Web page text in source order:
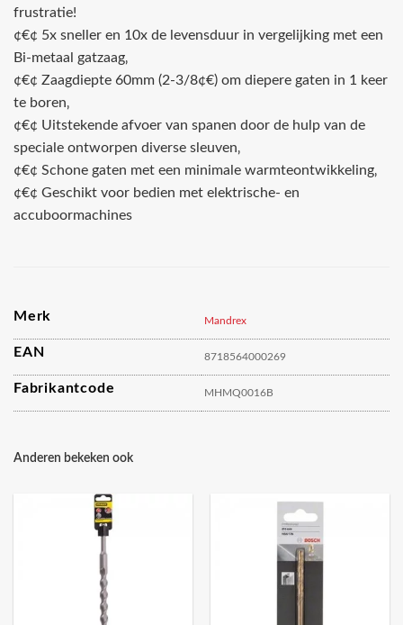
frustratie!
¢€¢ 5x sneller en 10x de levensduur in vergelijking met een
Bi-metaal gatzaag‚
¢€¢ Zaagdiepte 60mm (2-3/8¢€) om diepere gaten in 1 keer
te boren‚
¢€¢ Uitstekende afvoer van spanen door de hulp van de
speciale ontworpen diverse sleuven‚
¢€¢ Schone gaten met een minimale warmteontwikkeling‚
¢€¢ Geschikt voor bedien met elektrische- en
accuboormachines
Merk Mandrex
EAN 8718564000269
Fabrikantcode MHMQ0016B
Anderen bekeken ook